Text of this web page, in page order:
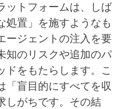
ットフォームは、しば
処置」を施すようなも
ージェントの注入を要
知のリスクや追加のパ
ドをもたらします。こ
「盲目的にすべてを収
しがちです。その結